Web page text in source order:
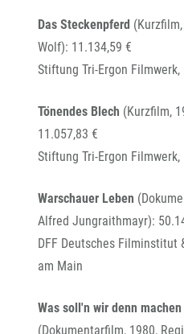
Das Steckenpferd
Wolf): 11.134,59 €
Stiftung Tri-Ergon
Tönendes Blech (Kurzfilm,
11.057,83 €
Stiftung Tri-Ergon
Warschauer Leben
Alfred Jungraithmayr):
DFF Deutsches Filminstitut
am Main
Was soll'n wir denn
(Dokumentarfilm, 1980,